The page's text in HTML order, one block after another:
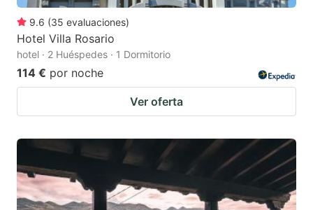
9.6 (35 evaluaciones)
Hotel Villa Rosario
hotel · 2 Huéspedes · 1 Dormitorio
114 € por noche
Ver oferta